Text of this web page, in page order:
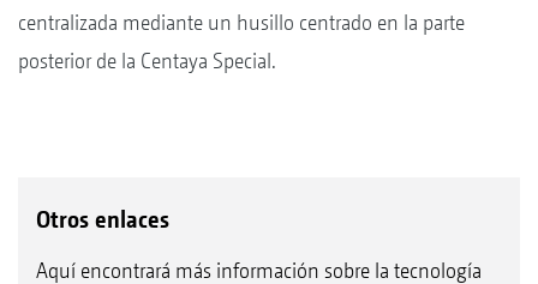
centralizada mediante un husillo centrado en la parte
posterior de la Centaya Special.
Otros enlaces
Aquí encontrará más información sobre la tecnología